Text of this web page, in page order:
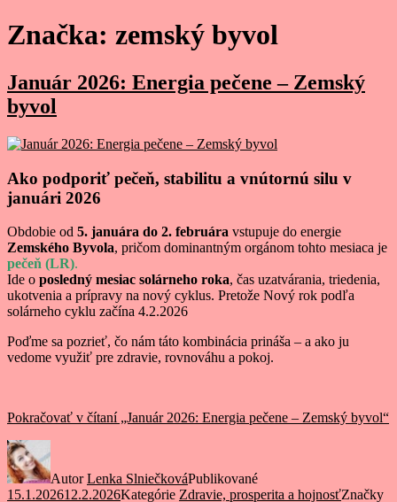
Značka: zemský byvol
Január 2026: Energia pečene – Zemský
byvol
Ako podporiť pečeň, stabilitu a vnútornú silu v
januári 2026
Obdobie od 5. januára do 2. februára vstupuje do energie
Zemského Byvola, pričom dominantným orgánom tohto mesiaca je
pečeň (LR).
Ide o posledný mesiac solárneho roka, čas uzatvárania, triedenia,
ukotvenia a prípravy na nový cyklus. Pretože Nový rok podľa
solárneho cyklu začína 4.2.2026
Poďme sa pozrieť, čo nám táto kombinácia prináša – a ako ju
vedome využiť pre zdravie, rovnováhu a pokoj.
Pokračovať v čítaní„Január 2026: Energia pečene – Zemský byvol“
AutorLenka SlniečkováPublikované
15.1.202612.2.2026Kategórie Zdravie, prosperita a hojnosťZnačky